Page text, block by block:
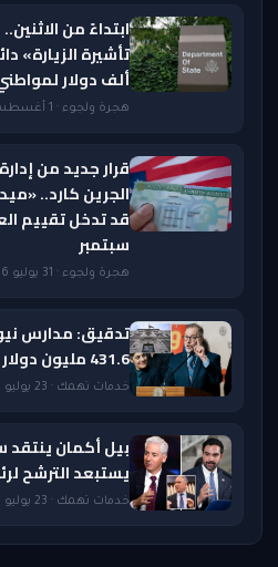
ابتداءً من
ألف دولار لمواطني 50
هجرة ولجوء · 1 أغسطس 2026 — 9:23 AM
قرار جديد من
الجرين كارد..
سبتمبر
هجرة ولجوء · 31 يوليو 2026 — 8:19 AM
تدقيق: مدارس
431.6 مليون دولار من «ميديكيد
خدمات تهمك · 23 يوليو 2026 — 9:06 PM
بيل أكمان ينتقد
يستبعد الترشح
خدمات تهمك · 23 يوليو 2026 — 5:35 PM